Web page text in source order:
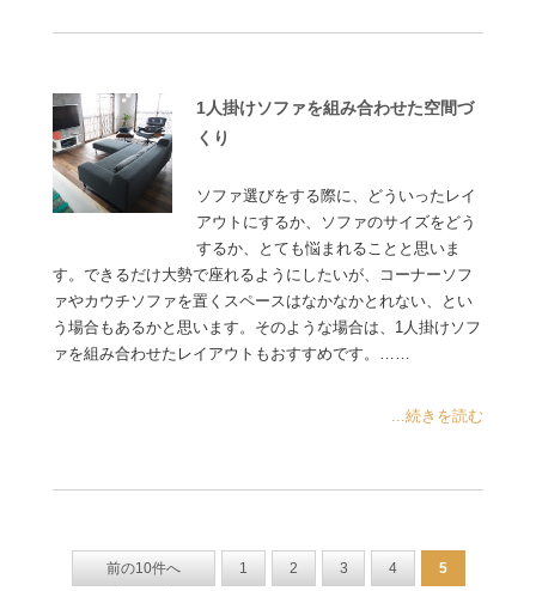
1人掛けソファを組み合わせた空間づ
くり
ソファ選びをする際に、どういったレイ
アウトにするか、ソファのサイズをどう
するか、とても悩まれることと思いま
す。できるだけ大勢で座れるようにしたいが、コーナーソフ
ァやカウチソファを置くスペースはなかなかとれない、とい
う場合もあるかと思います。そのような場合は、1人掛けソフ
ァを組み合わせたレイアウトもおすすめです。……
...続きを読む
前の10件へ 1 2 3 4 5